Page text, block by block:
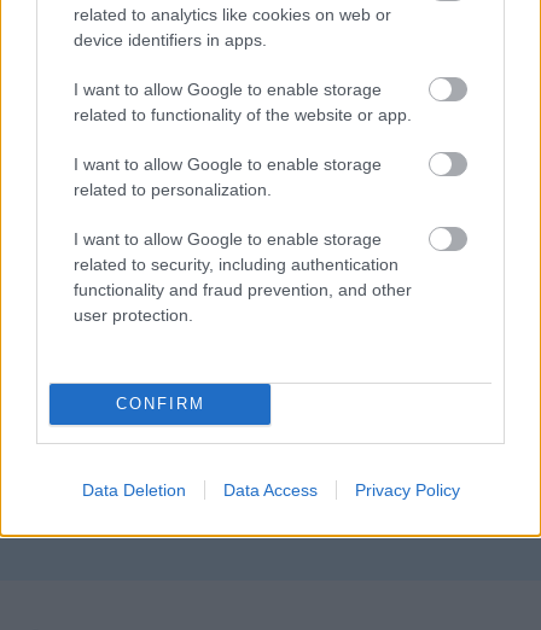
related to analytics like cookies on web or
device identifiers in apps.
I want to allow Google to enable storage
related to functionality of the website or app.
I want to allow Google to enable storage
related to personalization.
I want to allow Google to enable storage
related to security, including authentication
functionality and fraud prevention, and other
user protection.
CONFIRM
Data Deletion Data Access Privacy Policy
Szín: Fehér
Üzemanyag: Benzin
15 290 000 Ft
Szín:
Üzemanyag:
TOVÁBBI AJÁNLATOK
Kövess minket a Facebookon is!